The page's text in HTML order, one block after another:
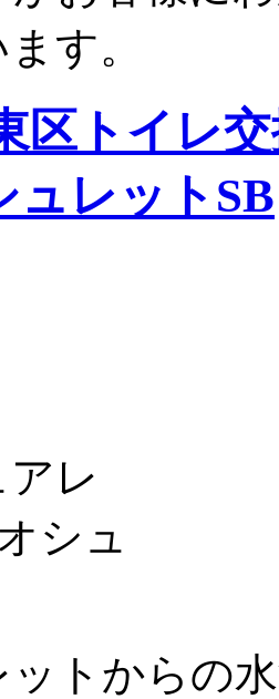
す。
区トイレ
ュレットSB
トからの